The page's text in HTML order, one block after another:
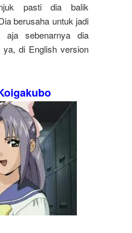
pasti dia balik
berusaha untuk jadi
aja sebenarnya dia
di English version